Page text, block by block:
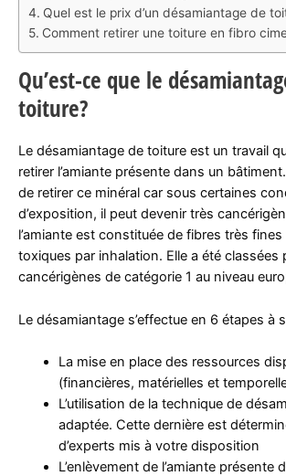
Quel est le prix d’un désamiantage de
Comment retirer une toiture en fibro
Qu’est-ce que le
toiture?
Le désamiantage de toiture est un travail
retirer l’amiante présente dans un
de retirer ce minéral car sous certaines
d’exposition, il peut devenir très
l’amiante est constituée de fibres très
toxiques par inhalation. Elle a été classées
cancérigènes de catégorie 1 au niveau
Le désamiantage s’effectue en 6 étapes à
La mise en place des ressources
(financières, matérielles et
L’utilisation de la technique de
adaptée. Cette dernière est
d’experts mis à votre disposition
L’enlèvement de l’amiante présente